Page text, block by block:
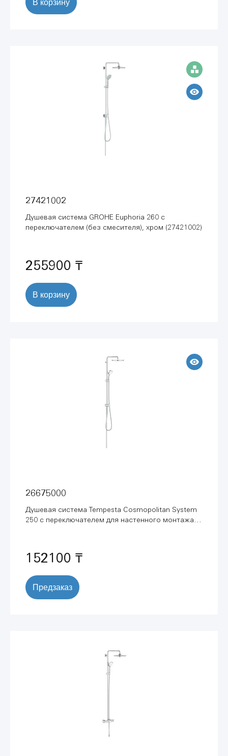
27421002
Душевая система GROHE Euphoria 260 с
переключателем (без смесителя), хром (27421002)
255900 ₸
В корзину
26675000
Душевая система Tempesta Cosmopolitan System
250 с переключателем для настенного монтажа,
152100 ₸
Предзаказ